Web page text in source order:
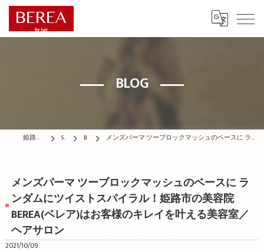
BLOG
姫路の美容院はBEREA STAFF BLOG メンズパーマ ツーブロックマッシュのベースに ランダムにツイストスパイラル！姫路市の美容院BEREA(ベレア)はお客様のキレイを叶える美容室／ヘアサロン
メンズパーマ ツーブロックマッシュのベースに ラ
ンダムにツイストスパイラル！姫路市の美容院
BEREA(ベレア)はお客様のキレイを叶える美容室／
ヘアサロン
2021/10/09